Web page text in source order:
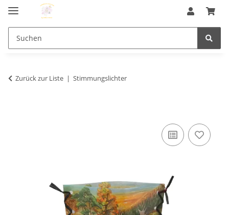
Zurück zur Liste Stimmungslichter